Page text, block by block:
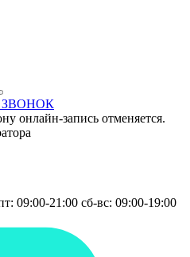
ЗВОНОК
онлайн-запись отменяется.
09:00-21:00 сб-вс: 09:00-19:00